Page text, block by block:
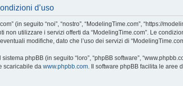
d’uso
(in seguito “noi”, “nostro”, “ModelingTime.com”, “https://
non utilizzare i servizi offerti da “ModelingTime.com”. Le
modifiche, dato che l’uso dei servizi di
phpBB (in seguito “loro”, “phpBB software”,
scaricabile da www.phpbb.com. Il software phpBB facilita le aree